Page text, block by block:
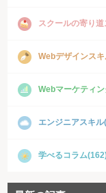
スクールの寄り
Webデザインス
Webマーケティ
エンジニアスキ
学べるコラム